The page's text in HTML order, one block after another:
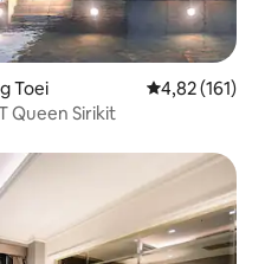
Toei Átlagos
4,82 (161)
Queen Sirikit